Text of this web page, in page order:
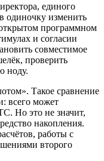
единого
одиночку изменить
программном
и согласии
совместимое
проверить
ноду.
Такое сравнение
всего может
Но это не значит,
накопления.
работы с
второго